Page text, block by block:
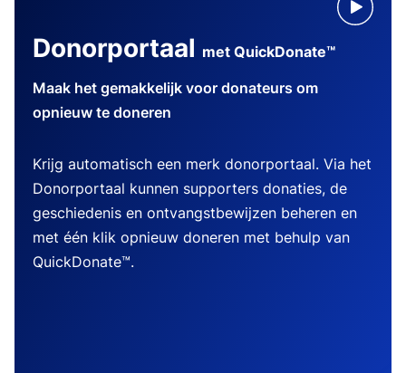
Donorportaal met QuickDonate™
Maak het gemakkelijk voor donateurs om
opnieuw te doneren
Krijg automatisch een merk donorportaal. Via het
Donorportaal kunnen supporters donaties, de
geschiedenis en ontvangstbewijzen beheren en
met één klik opnieuw doneren met behulp van
QuickDonate™.